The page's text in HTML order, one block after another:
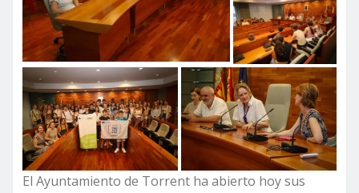
El Ayuntamiento de Torrent ha abierto hoy sus